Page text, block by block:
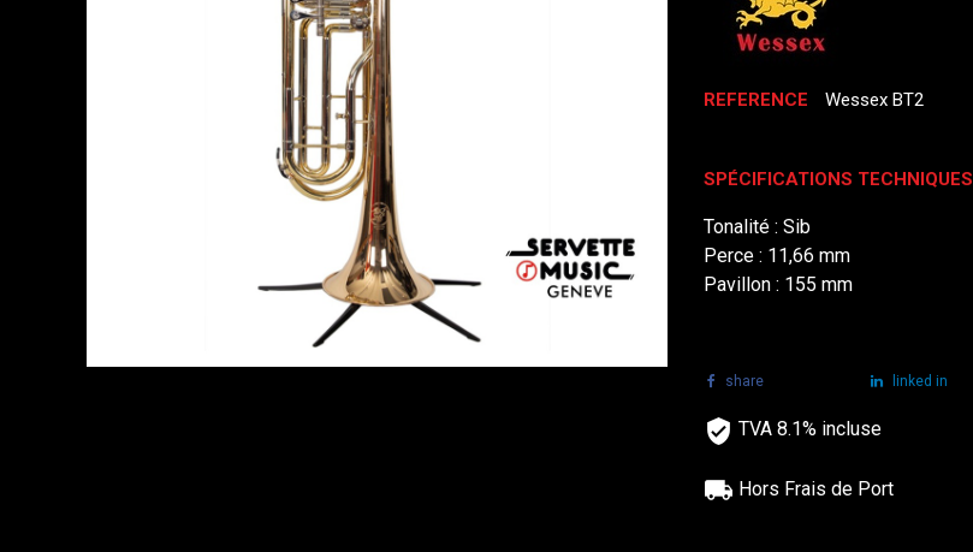
REFERENCE Wessex BT2
SPÉCIFICATIONS TECHNIQUES
Tonalité : Sib
Perce : 11,66 mm
Pavillon : 155 mm
share linked in
TVA 8.1% incluse
Hors Frais de Port